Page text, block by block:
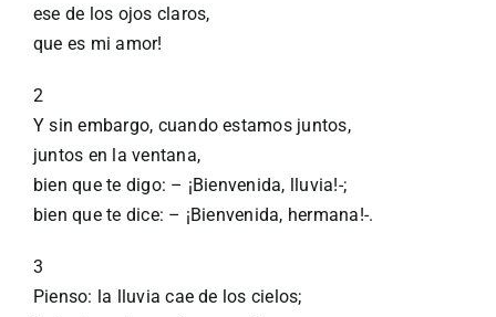
ese de los ojos claros,
que es mi amor!
2
Y sin embargo, cuando estamos juntos,
juntos en la ventana,
bien que te digo: – ¡Bienvenida, lluvia!-;
bien que te dice: – ¡Bienvenida, hermana!-.
3
Pienso: la lluvia cae de los cielos;